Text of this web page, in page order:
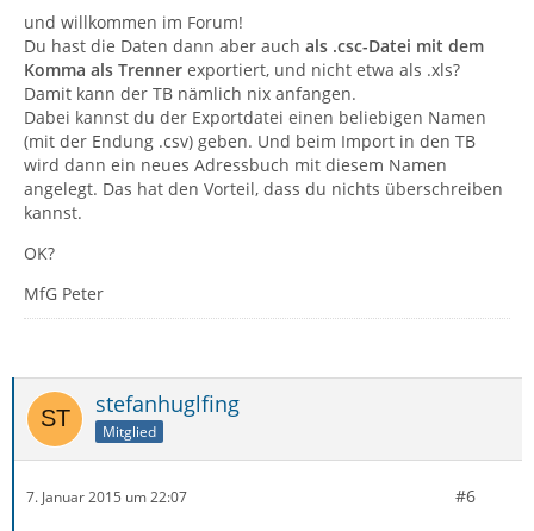
und willkommen im Forum!
Du hast die Daten dann aber auch als .csc-Datei mit dem
Komma als Trenner exportiert, und nicht etwa als .xls?
Damit kann der TB nämlich nix anfangen.
Dabei kannst du der Exportdatei einen beliebigen Namen
(mit der Endung .csv) geben. Und beim Import in den TB
wird dann ein neues Adressbuch mit diesem Namen
angelegt. Das hat den Vorteil, dass du nichts überschreiben
kannst.
OK?
MfG Peter
stefanhuglfing
Mitglied
7. Januar 2015 um 22:07 #6